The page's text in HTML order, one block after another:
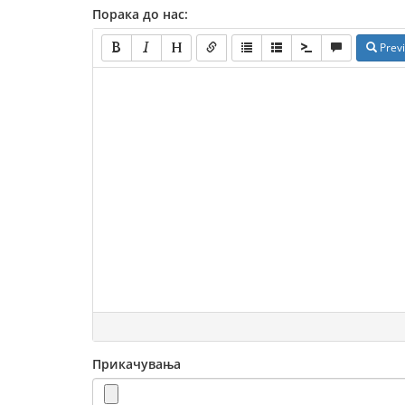
Порака до нас:
Прикачувања